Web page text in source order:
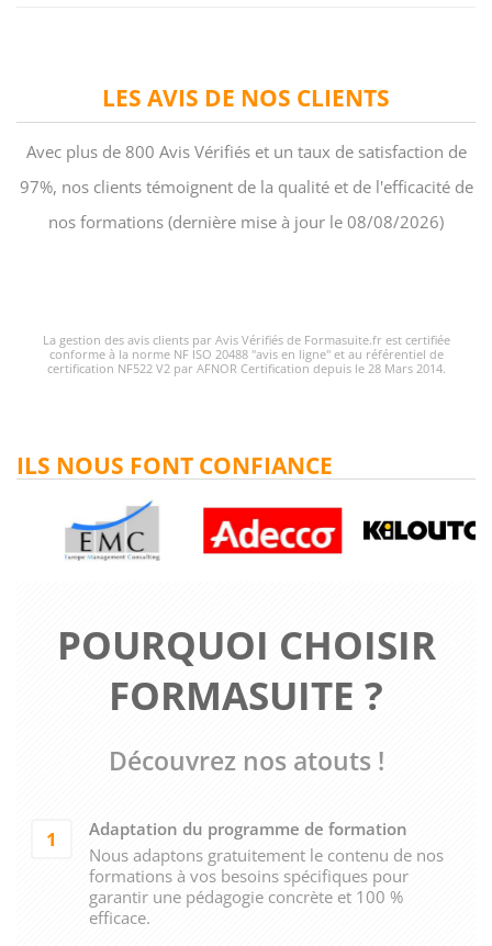
LES AVIS DE NOS CLIENTS
Avec plus de 800 Avis Vérifiés et un taux de satisfaction de
97%, nos clients témoignent de la qualité et de l'efficacité de
nos formations (dernière mise à jour le 08/08/2026)
La gestion des avis clients par Avis Vérifiés de Formasuite.fr est certifiée
conforme à la norme NF ISO 20488 "avis en ligne" et au référentiel de
certification NF522 V2 par AFNOR Certification depuis le 28 Mars 2014.
POURQUOI CHOISIR
FORMASUITE ?
Découvrez nos atouts !
1
Adaptation du programme de formation
Nous adaptons gratuitement le contenu de nos
formations à vos besoins spécifiques pour
garantir une pédagogie concrète et 100 %
efficace.
ILS NOUS FONT CONFIANCE